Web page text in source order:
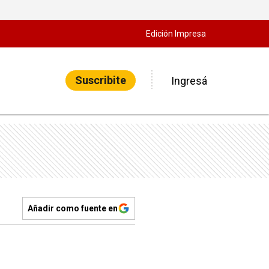
Edición Impresa
Suscribite Ingresá
Añadir como fuente en